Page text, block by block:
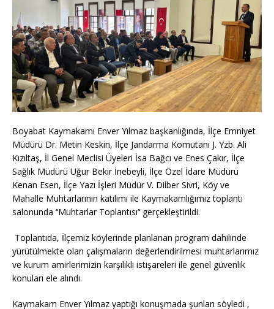
Boyabat Kaymakamı Enver Yılmaz başkanlığında, İlçe Emniyet
Müdürü Dr. Metin Keskin, İlçe Jandarma Komutanı J. Yzb. Ali
Kızıltaş, İl Genel Meclisi Üyeleri İsa Bağcı ve Enes Çakır, İlçe
Sağlık Müdürü Uğur Bekir İnebeyli, İlçe Özel İdare Müdürü
Kenan Esen, İlçe Yazı İşleri Müdür V. Dilber Sivri, Köy ve
Mahalle Muhtarlarının katılımı ile Kaymakamlığımız toplantı
salonunda ‘‘Muhtarlar Toplantısı‘‘ gerçekleştirildi.
Toplantıda, İlçemiz köylerinde planlanan program dahilinde
yürütülmekte olan çalışmaların değerlendirilmesi muhtarlarımız
ve kurum amirlerimizin karşılıklı istişareleri ile genel güvenlik
konuları ele alındı.
Kaymakam Enver Yılmaz yaptığı konuşmada şunları söyledi ,